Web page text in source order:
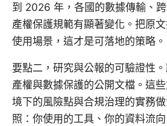
到 2026 年，各國的數據傳輸、
產權保護規範有顯著變化。把原
使用場景，這才是可落地的策略。
要點二，研究與公報的可驗證性
產權與數據保護的公開文檔。這
境下的風險點與合規治理的實務
照：你使用的工具、你的資料流